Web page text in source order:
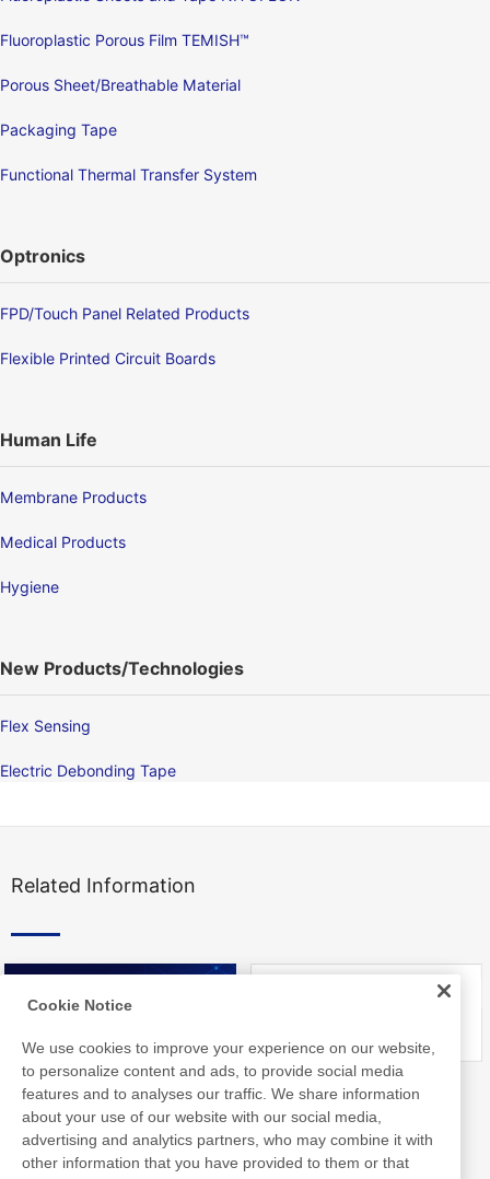
Fluoroplastic Porous Film TEMISH™
Porous Sheet/Breathable Material
Packaging Tape
Functional Thermal Transfer System
Optronics
FPD/Touch Panel Related Products
Flexible Printed Circuit Boards
Human Life
Membrane Products
Medical Products
Hygiene
New Products/Technologies
Flex Sensing
Electric Debonding Tape
Related Information
Nitto Library FAQ about Products
Cookie Notice
We use cookies to improve your experience on our website,
to personalize content and ads, to provide social media
features and to analyses our traffic. We share information
about your use of our website with our social media,
advertising and analytics partners, who may combine it with
other information that you have provided to them or that